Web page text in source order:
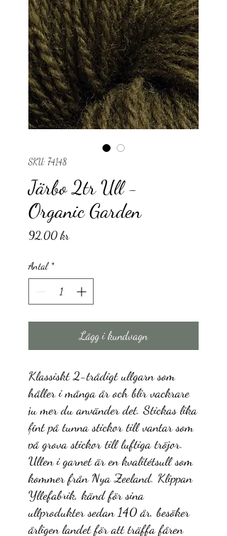
SKU: 74148
Järbo 2tr Ull -
Organic Garden
92,00 krPris
Antal *
Lägg i kundvagn
Klassiskt 2-trådigt ullgarn som
håller i många år och blir vackrare
ju mer du använder det. Stickas lika
fint på tunna stickor till vantar som
på grova stickor till luftiga tröjor.
Ullen i garnet är en kvalitétsull som
kommer från Nya Zeeland. Klippan
Yllefabrik, känd för sina
ullprodukter sedan 140 år, besöker
årligen landet för att träffa fåren